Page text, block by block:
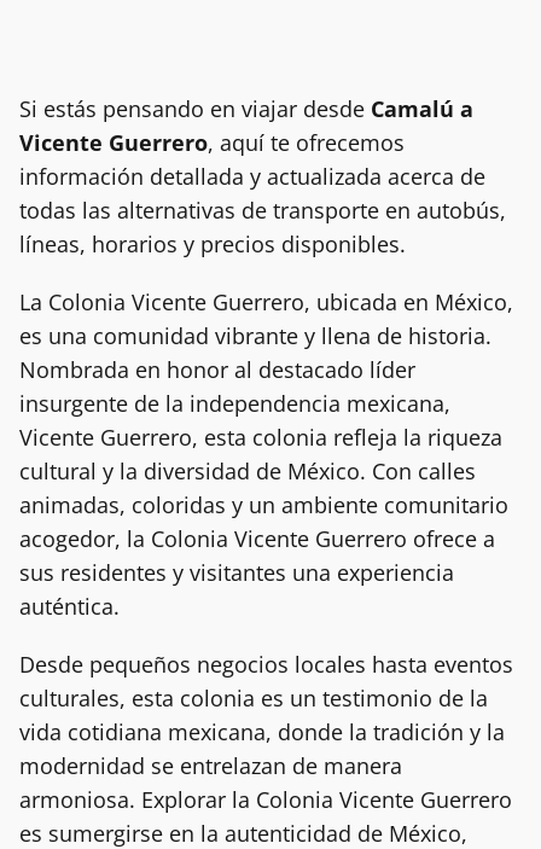
Si estás pensando en viajar desde Camalú a
Vicente Guerrero, aquí te ofrecemos
información detallada y actualizada acerca de
todas las alternativas de transporte en autobús,
líneas, horarios y precios disponibles.
La Colonia Vicente Guerrero, ubicada en México,
es una comunidad vibrante y llena de historia.
Nombrada en honor al destacado líder
insurgente de la independencia mexicana,
Vicente Guerrero, esta colonia refleja la riqueza
cultural y la diversidad de México. Con calles
animadas, coloridas y un ambiente comunitario
acogedor, la Colonia Vicente Guerrero ofrece a
sus residentes y visitantes una experiencia
auténtica.
Desde pequeños negocios locales hasta eventos
culturales, esta colonia es un testimonio de la
vida cotidiana mexicana, donde la tradición y la
modernidad se entrelazan de manera
armoniosa. Explorar la Colonia Vicente Guerrero
es sumergirse en la autenticidad de México,